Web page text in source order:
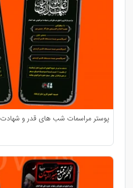
پوستر مراسمات شب های قدر و